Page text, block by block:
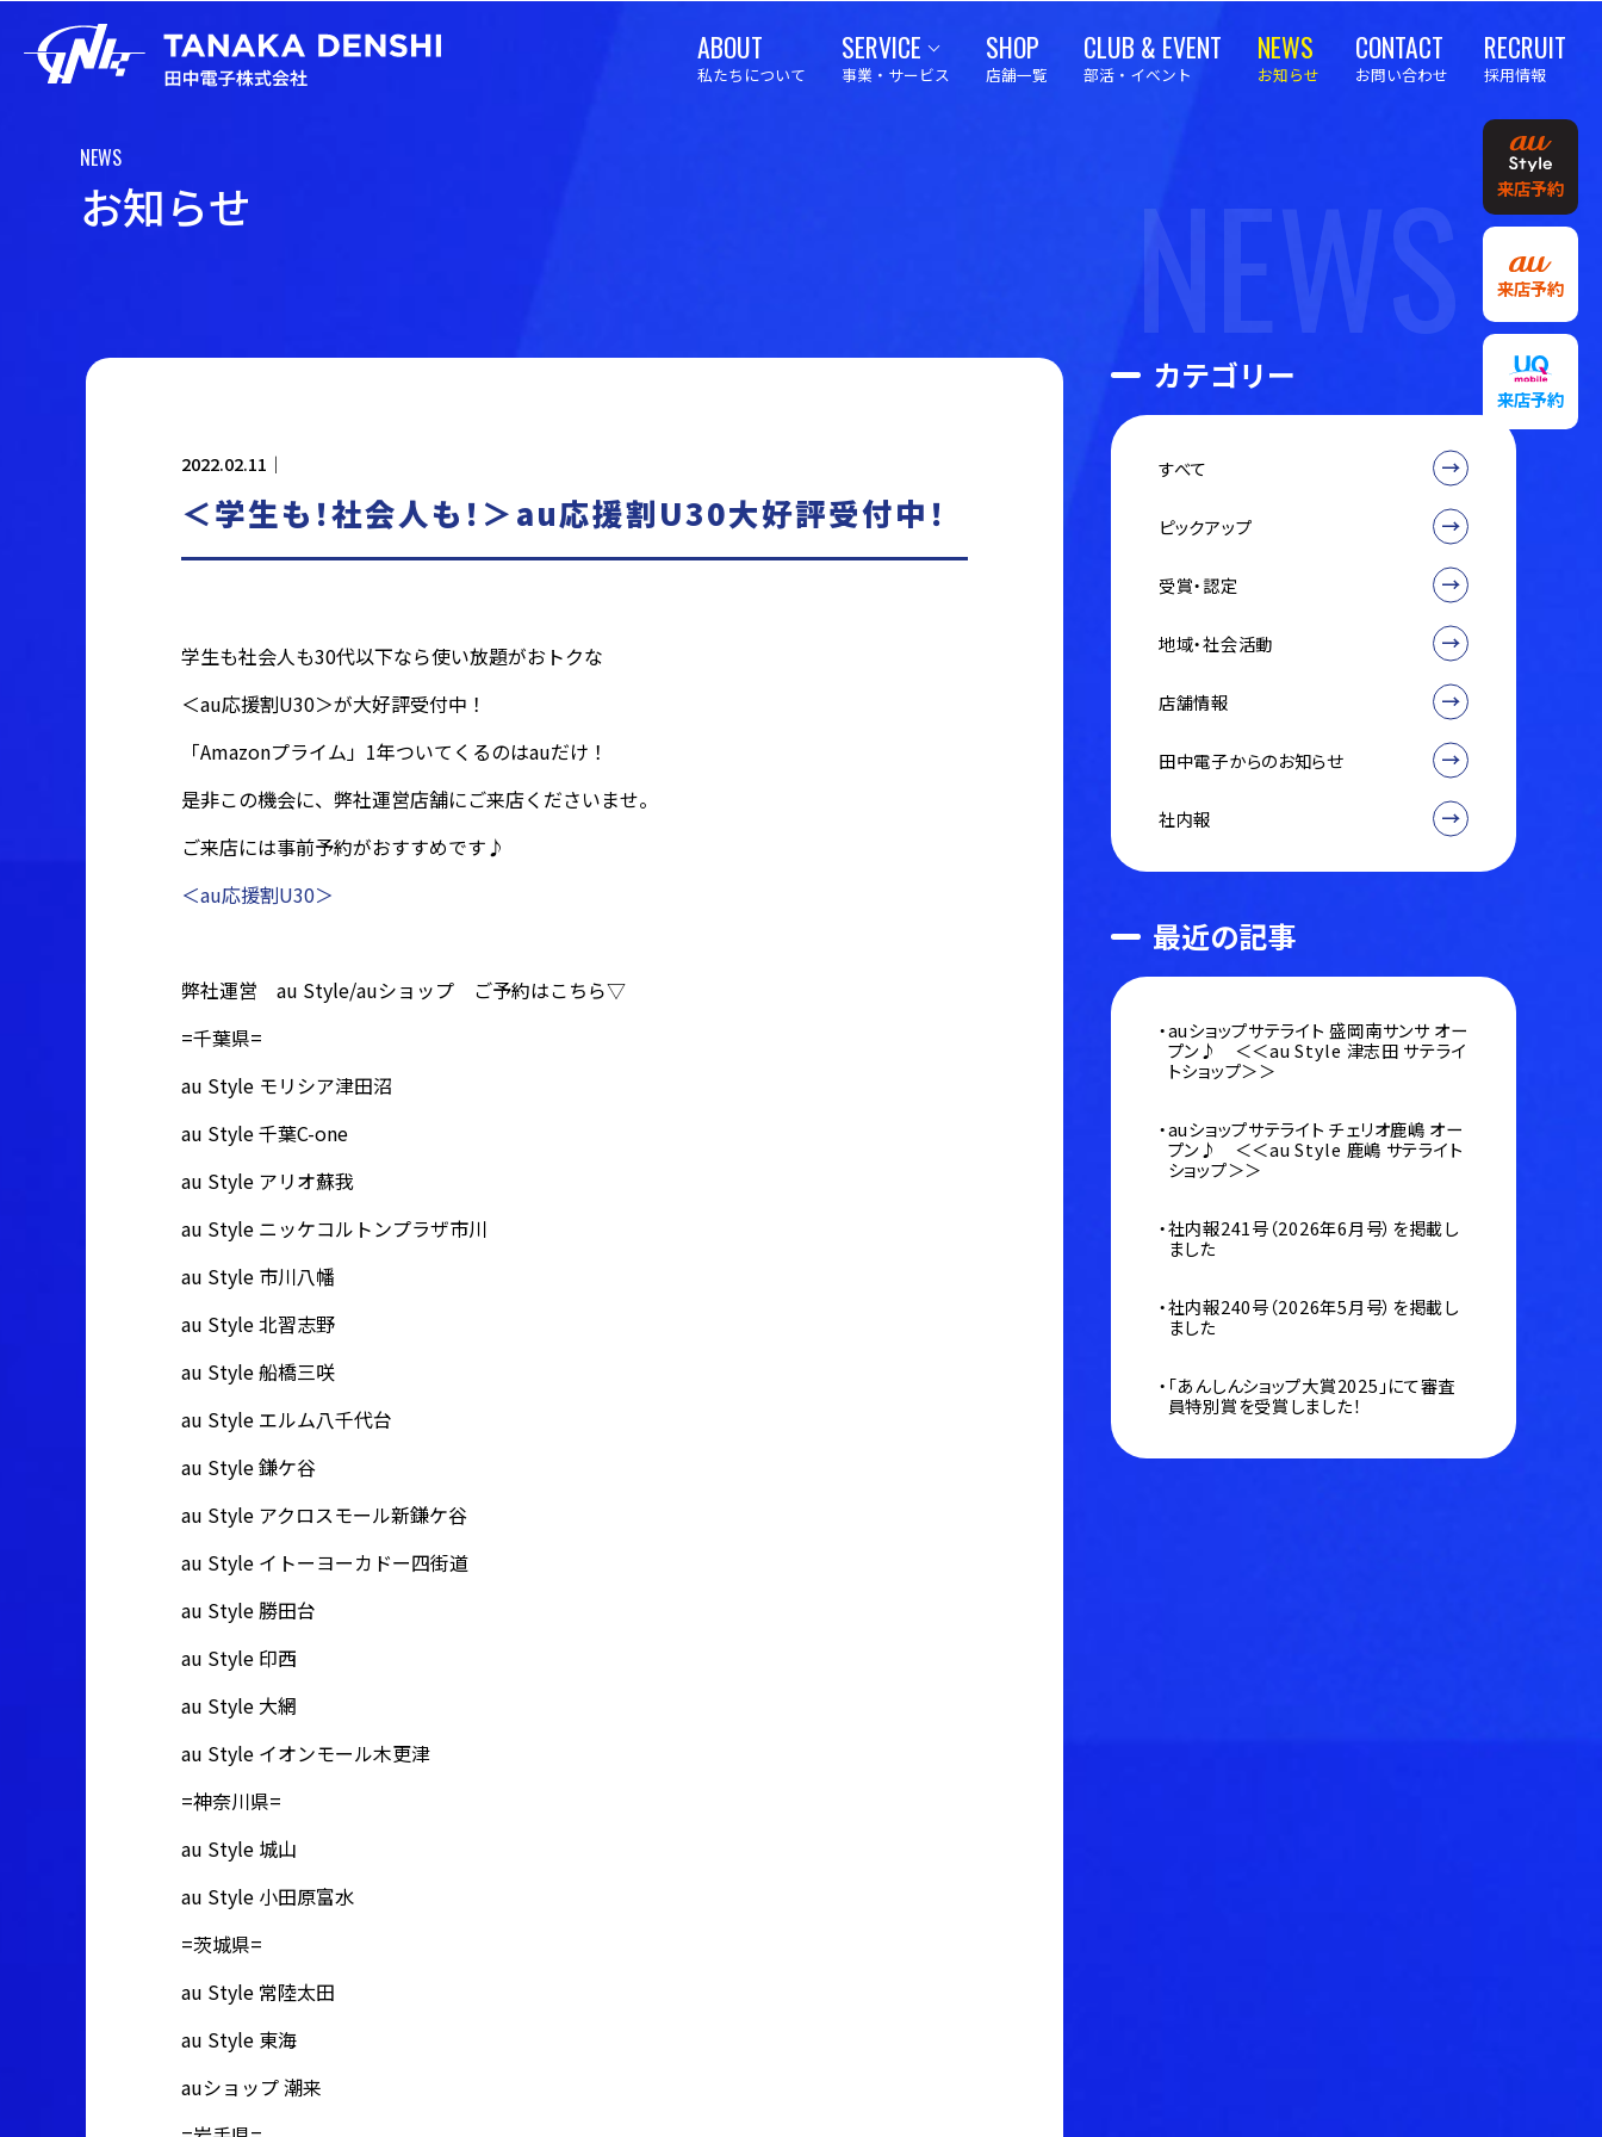
ABOUT
私たちについて
SERVICE
事業・サービス
SHOP
店舗一覧
CLUB & EVENT
部活・イベント
NEWS
お知らせ
CONTACT
お問い合わせ
RECRUIT
採用情報
来店予約
来店予約
来店予約
NEWS
お知らせ NEWS
2022.02.11｜
＜学生も！社会人も！＞au応援割U30大好評受付中！
学生も社会人も30代以下なら使い放題がおトクな
＜au応援割U30＞が大好評受付中！
「Amazonプライム」1年ついてくるのはauだけ！
是非この機会に、弊社運営店舗にご来店くださいませ。
ご来店には事前予約がおすすめです♪
＜au応援割U30＞
弊社運営 au Style/auショップ ご予約はこちら▽
=千葉県=
au Style モリシア津田沼
au Style 千葉C-one
au Style アリオ蘇我
au Style ニッケコルトンプラザ市川
au Style 市川八幡
au Style 北習志野
au Style 船橋三咲
au Style エルム八千代台
au Style 鎌ケ谷
au Style アクロスモール新鎌ケ谷
au Style イトーヨーカドー四街道
au Style 勝田台
au Style 印西
au Style 大網
au Style イオンモール木更津
=神奈川県=
au Style 城山
au Style 小田原富水
=茨城県=
au Style 常陸太田
au Style 東海
auショップ 潮来
カテゴリー
すべて
ピックアップ
受賞・認定
地域・社会活動
店舗情報
田中電子からのお知らせ
社内報
最近の記事
auショップサテライト 盛岡南サンサ オー
プン♪ ＜＜au Style 津志田 サテライ
トショップ＞＞
auショップサテライト チェリオ鹿嶋 オー
プン♪ ＜＜au Style 鹿嶋 サテライト
ショップ＞＞
社内報241号（2026年6月号）を掲載し
ました
社内報240号（2026年5月号）を掲載し
ました
「あんしんショップ大賞2025」にて審査
員特別賞を受賞しました！